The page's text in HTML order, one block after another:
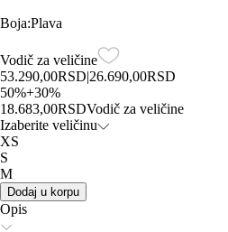
Boja:Plava
Vodič za veličine
53.290,00RSD|26.690,00RSD
50%+30%
18.683,00RSDVodič za veličine
Izaberite veličinu
XS
S
M
Dodaj u korpu
Opis